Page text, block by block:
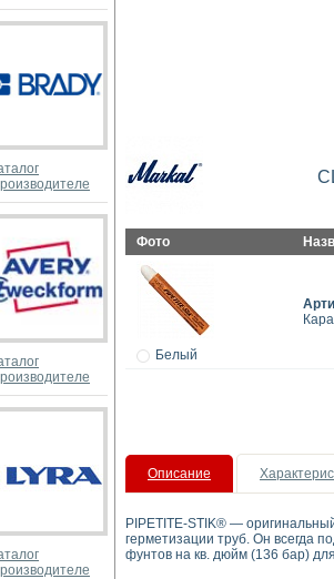
Фото
Белый
Описание
PIPETITE-STIK® —
герметизации труб. Он всегда
фунтов на кв. дюйм (136 бар)